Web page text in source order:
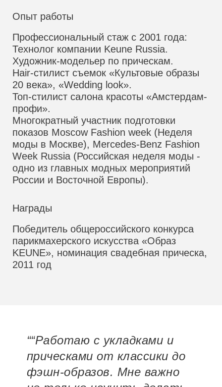
Опыт работы
Профессиональный стаж с 2001 года:
Технолог компании Keune Russia.
Художник-модельер по прическам.
Hair-cтилист съемок «Культовые образы
20 века», «Wedding look».
Топ-стилист салона красоты «Амстердам-
профи».
Многократный участник подготовки
показов Moscow Fashion week (Неделя
моды в Москве), Mercedes-Benz Fashion
Week Russia (Российская неделя моды -
одно из главных модных мероприятий
России и Восточной Европы).
Награды
Победитель общероссийского конкурса
парикмахерского искусства «Образ
KEUNE», номинация свадебная прическа,
2011 год
““Работаю с укладками и
прическами от классики до
фэшн-образов. Мне важно